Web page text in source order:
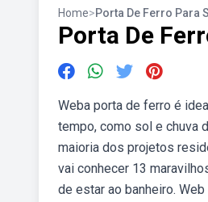
Home>Porta De Ferro Para
Porta De
Weba porta de ferro é
tempo, como sol e chuva
maioria dos projetos
vai conhecer 13
de estar ao banheiro.